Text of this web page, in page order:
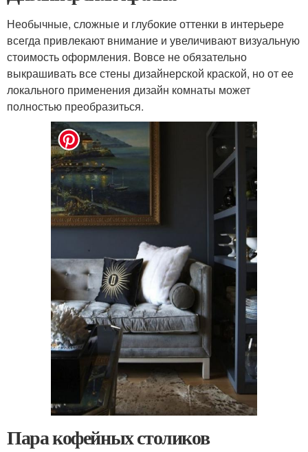
Необычные, сложные и глубокие оттенки в интерьере
всегда привлекают внимание и увеличивают визуальную
стоимость оформления. Вовсе не обязательно
выкрашивать все стены дизайнерской краской, но от ее
локального применения дизайн комнаты может
полностью преобразиться.
Пара кофейных столиков